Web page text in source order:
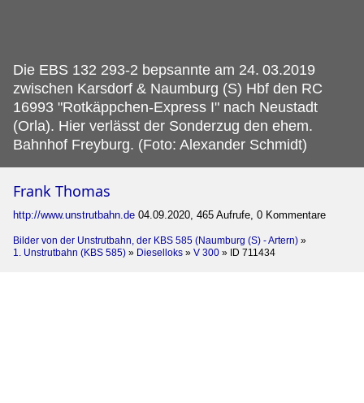
Die EBS 132 293-2 bepsannte am 24. 03.2019
zwischen Karsdorf & Naumburg (S) Hbf den RC
16993 "Rotkäppchen-Express I" nach Neustadt
(Orla). Hier verlässt der Sonderzug den ehem.
Bahnhof Freyburg. (Foto: Alexander Schmidt)
Frank Thomas
http://www.unstrutbahn.de 04.09.2020, 465 Aufrufe, 0 Kommentare
Bilder von der Unstrutbahn, der KBS 585 (Naumburg (S) - Artern) »
1. Unstrutbahn (KBS 585) » Dieselloks » V 300 » ID 711434